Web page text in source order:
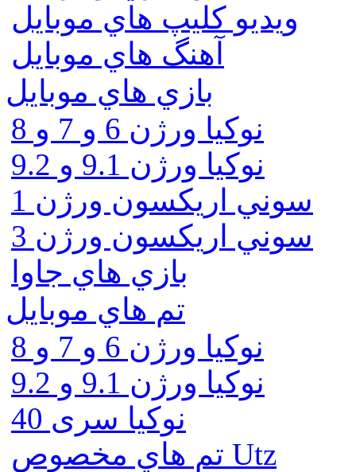
ويديو كليپ هاي موبايل
آهنگ هاي موبايل
بازي هاي موبايل
نوكيا ورژن 6 و 7 و 8
نوكيا ورژن 9.1 و 9.2
سوني اريكسون ورژن 1
سوني اريكسون ورژن 3
بازي هاي جاوا
تم هاي موبايل
نوكيا ورژن 6 و 7 و 8
نوكيا ورژن 9.1 و 9.2
نوکیا سری 40
تم هاي مخصوص Utz